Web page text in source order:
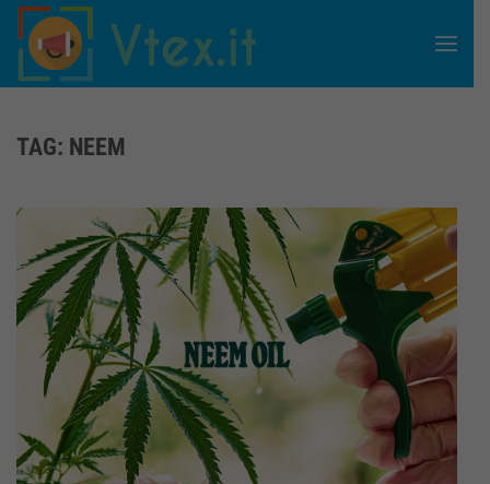
Skip to main content
TAG: NEEM